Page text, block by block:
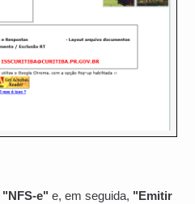
"NFS-e" e, em seguida, "Emitir